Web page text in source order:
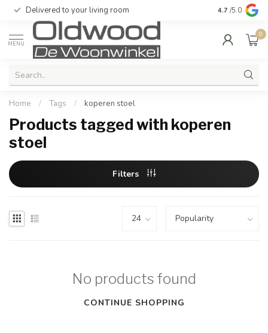
Delivered to your living room Quality &
4.7 /5.0
MENU
0
Home / Tags / koperen stoel
Products tagged with koperen
stoel
Filters
No products found
CONTINUE SHOPPING